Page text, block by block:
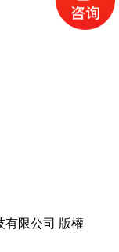
有限公司 版權